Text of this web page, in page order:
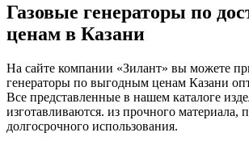
Газовые генераторы по
ценам в Казани
На сайте компании «Зилант» вы можете
генераторы по выгодным ценам Казани
Все представленные в нашем каталоге
изготавливаются. из прочного материала,
долгосрочного использования.